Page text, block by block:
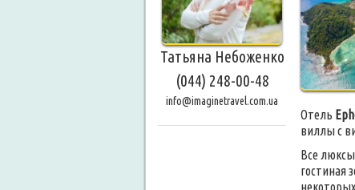
Татьяна Небоженко
(044) 248-00-48
info@imaginetravel.com.ua
Отель
виллы с
Все
гостиная